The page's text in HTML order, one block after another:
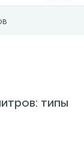
типы
500 до 1000